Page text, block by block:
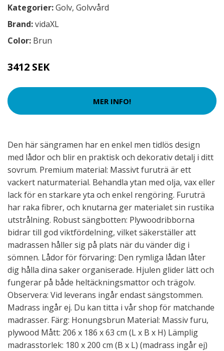
Kategorier:Golv, Golvvård
Brand:vidaXL
Color: Brun
3412 SEK
MER INFO!
Den här sängramen har en enkel men tidlös design
med lådor och blir en praktisk och dekorativ detalj i ditt
sovrum. Premium material: Massivt furuträ är ett
vackert naturmaterial. Behandla ytan med olja, vax eller
lack för en starkare yta och enkel rengöring. Furuträ
har raka fibrer, och knutarna ger materialet sin rustika
utstrålning. Robust sängbotten: Plywoodribborna
bidrar till god viktfördelning, vilket säkerställer att
madrassen håller sig på plats när du vänder dig i
sömnen. Lådor för förvaring: Den rymliga lådan låter
dig hålla dina saker organiserade. Hjulen glider lätt och
fungerar på både heltäckningsmattor och trägolv.
Observera: Vid leverans ingår endast sängstommen.
Madrass ingår ej. Du kan titta i vår shop för matchande
madrasser. Färg: Honungsbrun Material: Massiv furu,
plywood Mått: 206 x 186 x 63 cm (L x B x H) Lämplig
madrasstorlek: 180 x 200 cm (B x L) (madrass ingår ej)